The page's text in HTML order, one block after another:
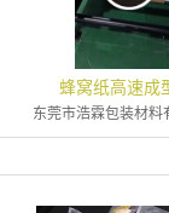
蜂窝纸高速成
东莞市浩霖包装材料